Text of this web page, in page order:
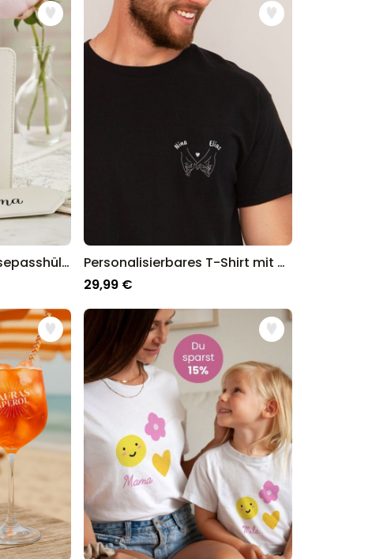
Personalisierbare Reisepasshülle und Koffertag mit Text
Personalisierbares T-Shirt mit Handsymbol und Text
29,99 €